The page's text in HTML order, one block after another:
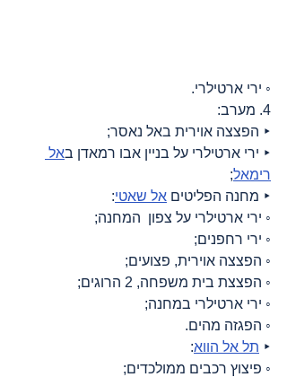
◦ ירי ארטילרי.
4. מערב:
‣ הפצצה אוירית באל נאסר;
‣ ירי ארטילרי על בניין אבו רמאדן באל
רימאל;
‣ מחנה הפליטים אל שאטי:
◦ ירי ארטילרי על צפון  המחנה;
◦ ירי רחפנים;
◦ הפצצה אוירית, פצועים;
◦ הפצצת בית משפחה, 2 הרוגים;
◦ ירי ארטילרי במחנה;
◦ הפגזה מהים.
‣ תל אל הווא:
◦ פיצוץ רכבים ממולכדים;